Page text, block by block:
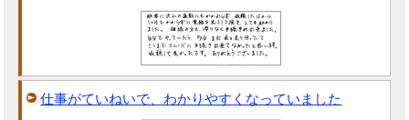
仕事がていねいで、わかりやすくなっていました